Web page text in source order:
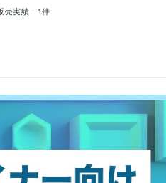
売実績： 1件